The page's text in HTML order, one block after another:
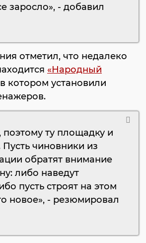
заросло», - добавил
отметил, что недалеко
«Народный
котором установили
поэтому ту площадку и
чиновники из
обратят внимание
либо наведут
пусть строят на этом
новое», - резюмировал